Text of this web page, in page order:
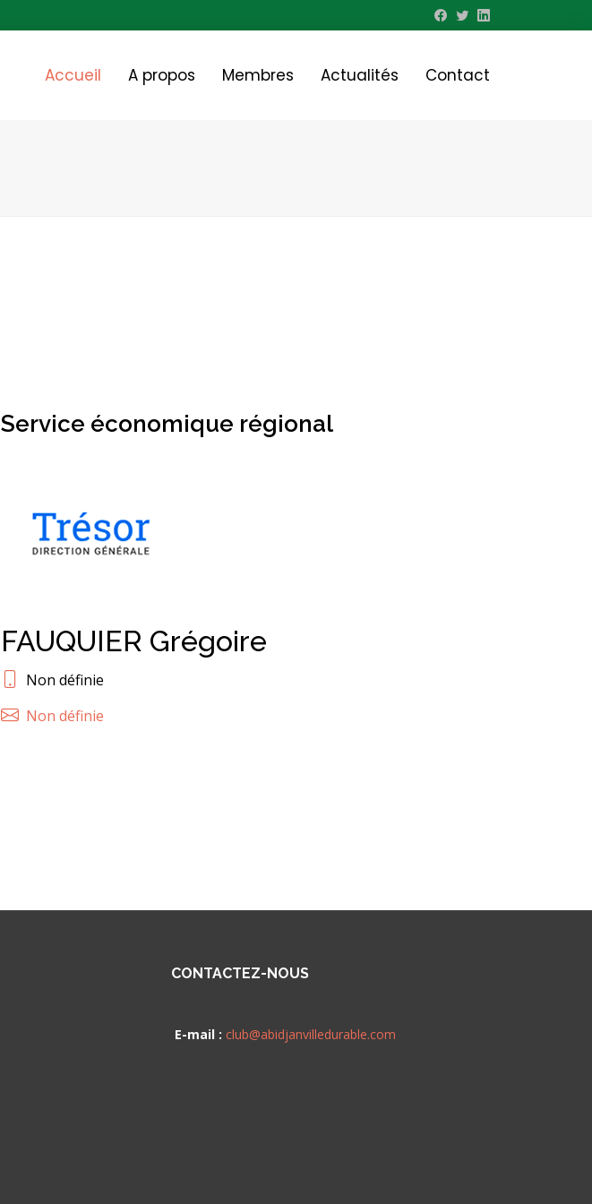
Accueil A propos Membres Actualités Contact
Service économique régional
FAUQUIER Grégoire
Non définie
Non définie
CONTACTEZ-NOUS
E-mail : club@abidjanvilledurable.com